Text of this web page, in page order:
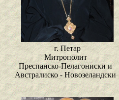
г. Петар
Митрополит
Преспанско-Пелагониски и
Австралиско - Новозеландски